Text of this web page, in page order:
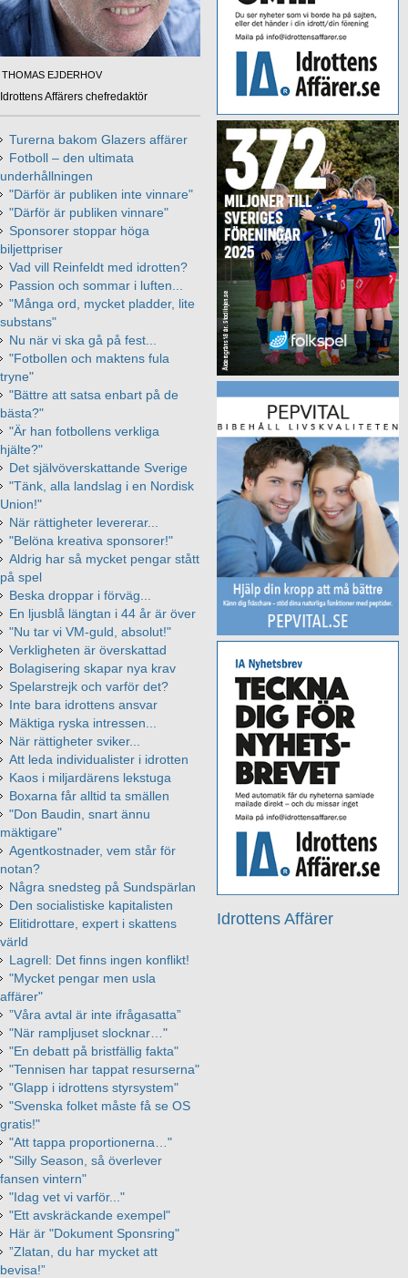
Idrottens Affärer
THOMAS EJDERHOV
Idrottens Affärers chefredaktör
Turerna bakom Glazers affärer
Fotboll – den ultimata
underhållningen
"Därför är publiken inte vinnare"
"Därför är publiken vinnare"
Sponsorer stoppar höga
biljettpriser
Vad vill Reinfeldt med idrotten?
Passion och sommar i luften...
"Många ord, mycket pladder, lite
substans"
Nu när vi ska gå på fest...
"Fotbollen och maktens fula
tryne"
"Bättre att satsa enbart på de
bästa?"
"Är han fotbollens verkliga
hjälte?"
Det självöverskattande Sverige
"Tänk, alla landslag i en Nordisk
Union!"
När rättigheter levererar...
"Belöna kreativa sponsorer!"
Aldrig har så mycket pengar stått
på spel
Beska droppar i förväg...
En ljusblå längtan i 44 år är över
"Nu tar vi VM-guld, absolut!"
Verkligheten är överskattad
Bolagisering skapar nya krav
Spelarstrejk och varför det?
Inte bara idrottens ansvar
Mäktiga ryska intressen...
När rättigheter sviker...
Att leda individualister i idrotten
Kaos i miljardärens lekstuga
Boxarna får alltid ta smällen
"Don Baudin, snart ännu
mäktigare"
Agentkostnader, vem står för
notan?
Några snedsteg på Sundspärlan
Den socialistiske kapitalisten
Elitidrottare, expert i skattens
värld
Lagrell: Det finns ingen konflikt!
"Mycket pengar men usla
affärer"
”Våra avtal är inte ifrågasatta”
"När rampljuset slocknar…"
"En debatt på bristfällig fakta"
"Tennisen har tappat resurserna"
"Glapp i idrottens styrsystem"
"Svenska folket måste få se OS
gratis!"
"Att tappa proportionerna…"
"Silly Season, så överlever
fansen vintern"
"Idag vet vi varför..."
"Ett avskräckande exempel"
Här är "Dokument Sponsring"
”Zlatan, du har mycket att
bevisa!”